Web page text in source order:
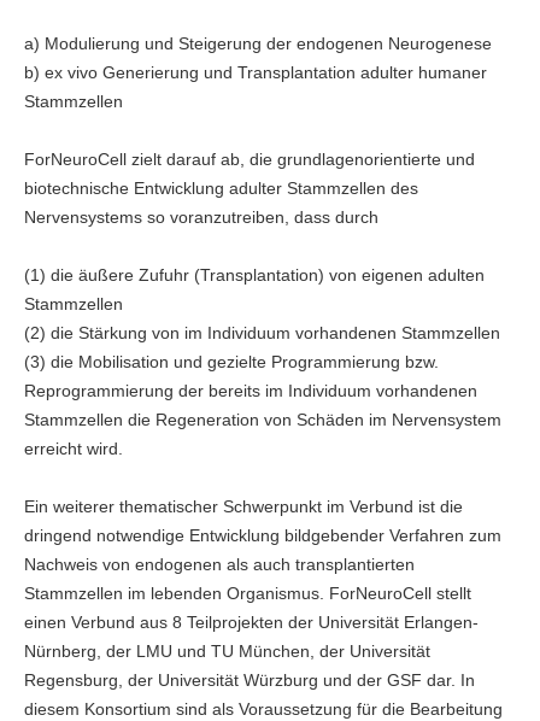
a) Modulierung und Steigerung der endogenen Neurogenese
b) ex vivo Generierung und Transplantation adulter humaner
Stammzellen
ForNeuroCell zielt darauf ab, die grundlagenorientierte und
biotechnische Entwicklung adulter Stammzellen des
Nervensystems so voranzutreiben, dass durch
(1) die äußere Zufuhr (Transplantation) von eigenen adulten
Stammzellen
(2) die Stärkung von im Individuum vorhandenen Stammzellen
(3) die Mobilisation und gezielte Programmierung bzw.
Reprogrammierung der bereits im Individuum vorhandenen
Stammzellen die Regeneration von Schäden im Nervensystem
erreicht wird.
Ein weiterer thematischer Schwerpunkt im Verbund ist die
dringend notwendige Entwicklung bildgebender Verfahren zum
Nachweis von endogenen als auch transplantierten
Stammzellen im lebenden Organismus. ForNeuroCell stellt
einen Verbund aus 8 Teilprojekten der Universität Erlangen-
Nürnberg, der LMU und TU München, der Universität
Regensburg, der Universität Würzburg und der GSF dar. In
diesem Konsortium sind als Voraussetzung für die Bearbeitung